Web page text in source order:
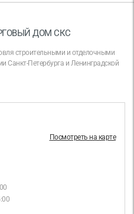
ДОМ СКС
строительными и отделочными
Санкт-Петербурга и Ленинградской
Посмотреть на карте